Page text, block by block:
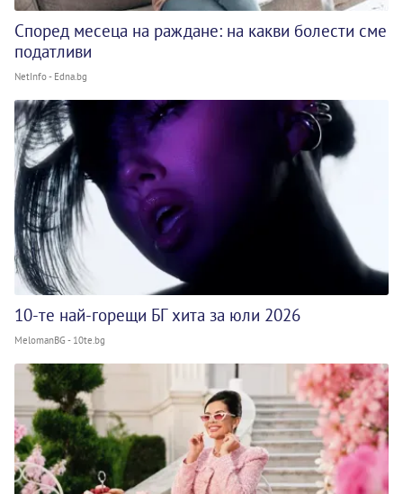
Според месеца на раждане: на какви болести сме
податливи
NetInfo - Edna.bg
10-те най-горещи БГ хита за юли 2026
MelomanBG - 10te.bg